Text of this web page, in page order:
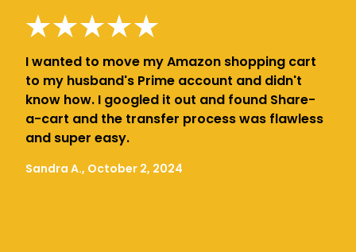
I wanted to move my Amazon shopping cart
to my husband's Prime account and didn't
know how. I googled it out and found Share-
a-cart and the transfer process was flawless
and super easy.
Sandra A., October 2, 2024